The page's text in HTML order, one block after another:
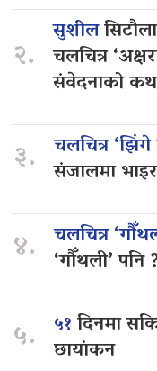
२.
सुशील
चलचित्र
संवेदनाको
३. चलचित्र ‘झिंगे
संजालमा
४. चलचित्र
‘गौँथली’ पनि
५. ५१दिनमा
छायांकन